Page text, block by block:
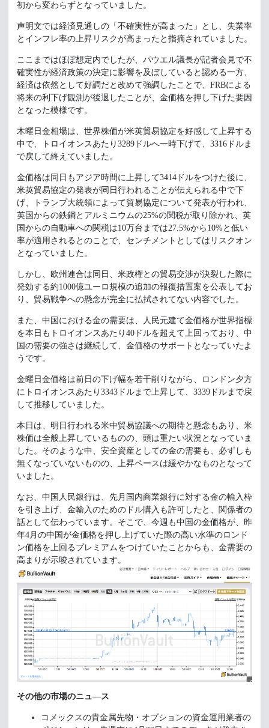
初から変わらずとなっていました。
声明文では経済見通しの「不確実性が高まった」とし、失業率
とインフレ率の上昇リスクが高まったと指摘されていました。
ここまではほぼ想定内でしたが、パウエル議長が記者会見で不
確実性が経済政策の決定に影響を及ぼしていると認める一方、
経済は依然として好調だと改めて強調したことで、FRBによる
将来の利下げ観測が後退したことが、金価格を押し下げた要因
となった模様です。
木曜日金相場は、世界株価が米英貿易協定を好感して上昇する
中で、トロイオンスあたり3289ドルへ一時下げて、3316ドルま
で戻して終えていました。
金価格は同日もアジア時間に上昇して3414ドルをつけた後に、
米英貿易協定の発表が同日行われることが伝えられる中で下
げ、トランプ大統領によって貿易協定について発表が行われ、
英国からの鉄鋼とアルミニウムの25%の関税が取り除かれ、英
国からの自動車への関税は10万台までは27.5%から10%と低い
率が適用されるとのことで、センチメントとしてはリスクオン
となっていました。
しかし、欧州連合は同日、米政権との貿易交渉が決裂した際に
発効する約1000億ユーロ規模の追加の報復措置案を公表してお
り、貿易戦争への懸念が完全に払拭されてない内容でした。
また、中国における金の需要は、人民元建て金価格が世界指標
を本日もトロイオンスあたり40ドルを超えて上回っており、中
国の需要の強さは継続して、金価格のサポートとなっていたよ
うです。
金曜日金価格は前日の下げ幅を若干削りながら、ロンドン夕方
にトロイオンスあたり3343ドルまで上昇して、3339ドルまで戻
して推移していました。
本日は、明日行われる米中貿易協議への期待と懸念もあり、米
株価は全般上昇しているものの、頭は重たい状況となっていま
した。そのような中、安全資産としての金の需要も、必ずしも
無くなっていないものの、上昇ペースは緩やかなものとなって
いました。
なお、中国人民銀行は、先月国内商業銀行に対する金の輸入枠
を引き上げ、金輸入のためのドル購入も許可したと、関係者の
話として伝わっています。そこで、今週も中国の金価格が、昨
年4月の中国が金価格を押し上げていた際の高い水準のロンド
ン価格を上回るプレミアムをつけていたことからも、金需要の
高まりが示唆されています。
その他の市場のニュ―ス
コメックスの貴金属先物・オプションの資金運用業者の